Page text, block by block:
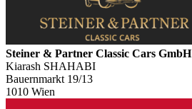
Steiner & Partner Classic Cars GmbH
Kiarash SHAHABI
Bauernmarkt 19/13
1010 Wien